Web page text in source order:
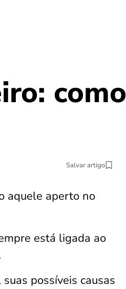
como
Salvar artigo
aquele aperto no
está ligada ao
possíveis causas